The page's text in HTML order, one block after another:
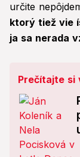
určite
ktorý tiež vie
ja sa nerada
Prečítajte si